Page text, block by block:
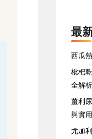
最
西瓜
枇杷
全解析
薑利
與實
尤加